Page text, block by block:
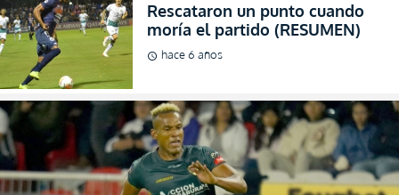
Rescataron un punto cuando
moría el partido (RESUMEN)
schedule hace 6 años